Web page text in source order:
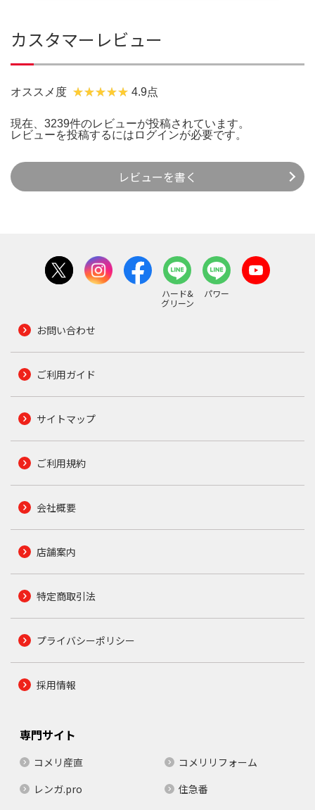
カスタマーレビュー
オススメ度 4.9点
現在、3239件のレビューが投稿されています。
レビューを投稿するには ログインが必要です。
レビューを書く
ハード&
グリーン
パワー
お問い合わせ
ご利用ガイド
サイトマップ
ご利用規約
会社概要
店舗案内
特定商取引法
プライバシーポリシー
採用情報
専門サイト
コメリ産直
コメリリフォーム
レンガ.pro
住急番